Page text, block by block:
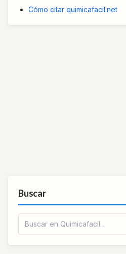
Cómo citar quimicafacil.net
Buscar